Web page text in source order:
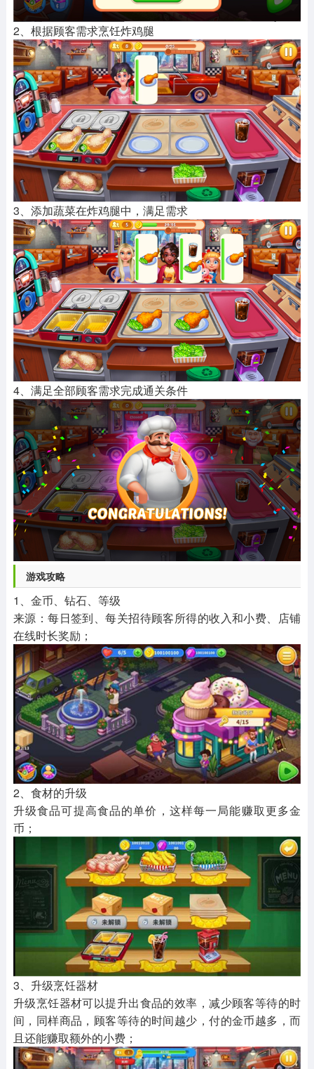
2、根据顾客需求烹饪炸鸡腿
3、添加蔬菜在炸鸡腿中，满足需求
4、满足全部顾客需求完成通关条件
游戏攻略
1、金币、钻石、等级
来源：每日签到、每关招待顾客所得的收入和小费、店铺
在线时长奖励；
2、食材的升级
升级食品可提高食品的单价，这样每一局能赚取更多金
币；
3、升级烹饪器材
升级烹饪器材可以提升出食品的效率，减少顾客等待的时
间，同样商品，顾客等待的时间越少，付的金币越多，而
且还能赚取额外的小费；